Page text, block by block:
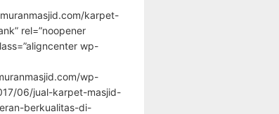
karpet-
rel=”noopener
wp-
wp-
06/jual-karpet-masjid-
berkualitas-di-